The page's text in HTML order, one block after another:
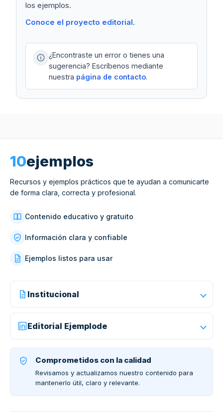
los ejemplos.
Conoce el proyecto editorial.
¿Encontraste un error o tienes una
sugerencia? Escríbenos mediante
nuestra página de contacto.
10ejemplos
Recursos y ejemplos prácticos que te ayudan a comunicarte
de forma clara, correcta y profesional.
Contenido educativo y gratuito
Información clara y confiable
Ejemplos listos para usar
Institucional
Editorial Ejemplode
Comprometidos con la calidad
Revisamos y actualizamos nuestro contenido para
mantenerlo útil, claro y relevante.